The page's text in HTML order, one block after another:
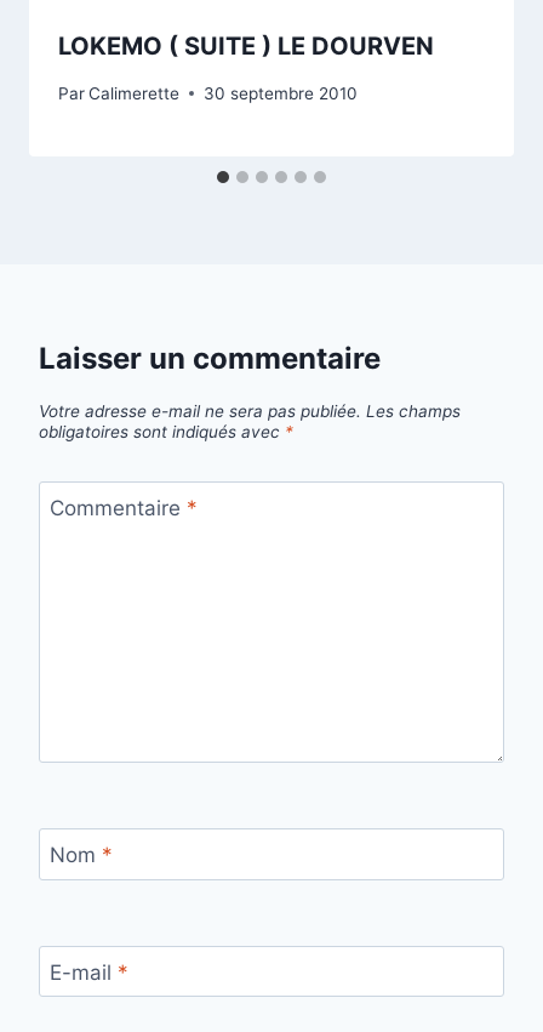
LOKEMO ( SUITE ) LE DOURVEN
ParCalimerette 30 septembre 2010
Laisser un commentaire
Votre adresse e-mail ne sera pas publiée. Les champs
obligatoires sont indiqués avec *
Commentaire *
Nom *
E-mail *